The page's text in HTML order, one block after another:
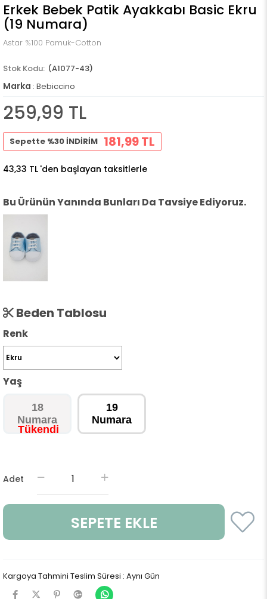
Erkek Bebek Patik Ayakkabı Basic Ekru
(19 Numara)
Astar %100 Pamuk-Cotton
(A1077-43)
Marka : Bebiccino
259,99 TL
Sepette %30 İNDİRİM 181,99 TL
43,33 TL 'den başlayan taksitlerle
Bu Ürünün Yanında Bunları Da Tavsiye Ediyoruz.
Beden Tablosu
Renk
Yaş
18
Numara
19
Numara
Adet
Kargoya Tahmini Teslim Süresi : Aynı Gün